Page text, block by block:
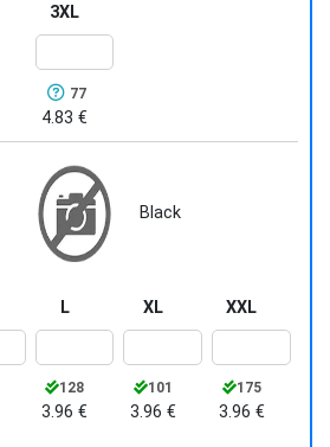
3XL
77
4.83 €
Black
L
128
3.96 €
XL
101
3.96 €
XXL
175
3.96 €